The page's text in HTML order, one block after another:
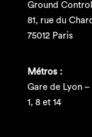
Ground
81, rue du
75012 Paris
Métros :
Gare de Lyon
1, 8 et 14